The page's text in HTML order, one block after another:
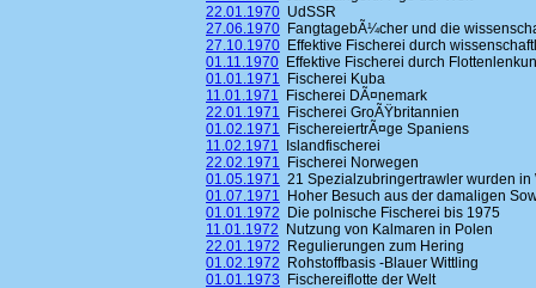
22.01.1970 UdSSR
27.06.1970 FangtagebÃ¼cher und die
27.10.1970 Effektive Fischerei durch
01.11.1970 Effektive Fischerei durch
01.01.1971 Fischerei Kuba
11.01.1971 Fischerei DÃ¤nemark
22.01.1971 Fischerei GroÃŸbritannien
01.02.1971 FischereiertrÃ¤ge Spaniens
11.02.1971 Islandfischerei
22.02.1971 Fischerei Norwegen
01.05.1971 21 Spezialzubringertrawler wurden
01.07.1971 Hoher Besuch aus der damaligen
01.01.1972 Die polnische Fischerei bis 1975
11.01.1972 Nutzung von Kalmaren in Polen
22.01.1972 Regulierungen zum Hering
01.02.1972 Rohstoffbasis -Blauer Wittling
01.01.1973 Fischereiflotte der Welt